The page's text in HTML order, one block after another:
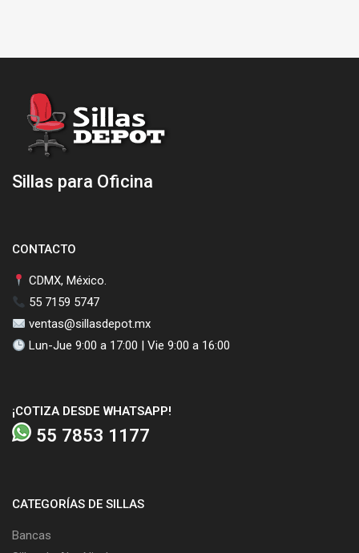
Sillas para Oficina
CONTACTO
CDMX, México.
55 7159 5747
ventas@sillasdepot.mx
Lun-Jue 9:00 a 17:00 | Vie 9:00 a 16:00
¡COTIZA DESDE WHATSAPP!
55 7853 1177
CATEGORÍAS DE SILLAS
Bancas